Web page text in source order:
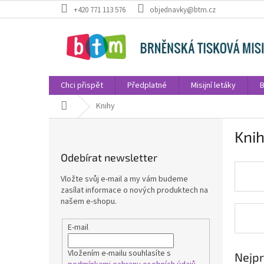
na
+420 771 113 576 objednavky@btm.cz
Chci přispět Předplatné Misijní letáky
Domů Knihy
Odebírat newsletter
Vložte svůj e-mail a my vám budeme
zasílat informace o nových produktech na
našem e-shopu.
E-mail
Vložením e-mailu souhlasíte s